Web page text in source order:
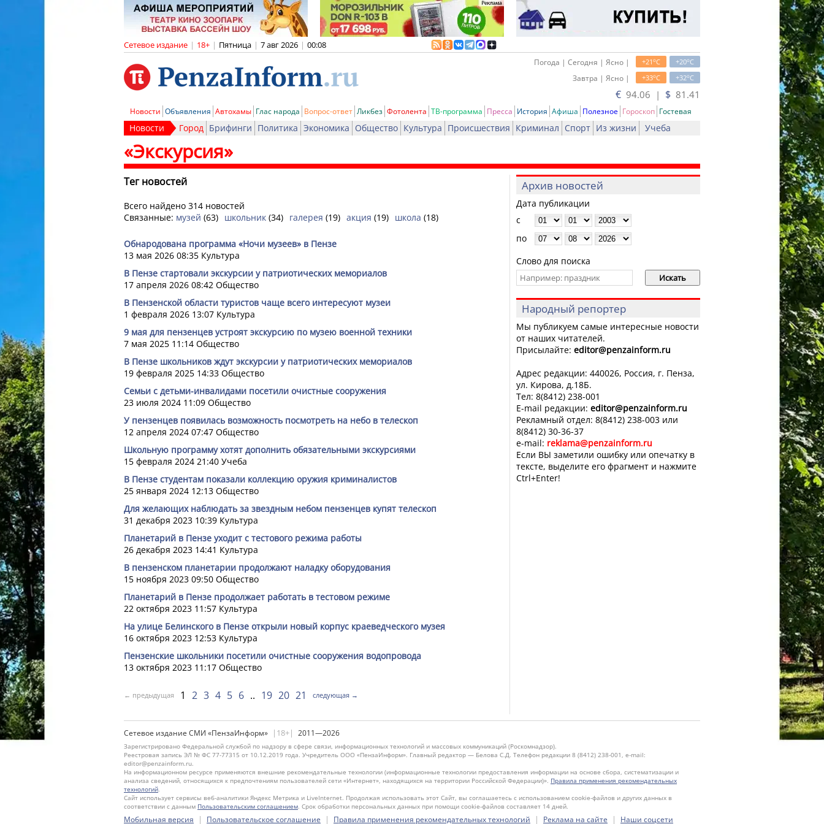
Сетевое издание | 18+ | Пятница | 7 авг 2026 | 00:08
+20oC
+21oC
Погода | Сегодня | Ясно |
+32oC
+33oC
Завтра | Ясно |
€ 94.06 | $ 81.41
Новости Объявления Автохамы Глас народа Вопрос-ответ Ликбез Фотолента ТВ-программа Пресса История Афиша Полезное Гороскоп Гостевая
Новости Город Брифинги Политика Экономика Общество Культура Происшествия Криминал Спорт Из жизни Учеба
«Экскурсия»
Тег новостей
Всего найдено 314 новостей
Связанные: музей (63) школьник (34) галерея (19) акция (19) школа (18)
Обнародована программа «Ночи музеев» в Пензе
13 мая 2026 08:35 Культура
В Пензе стартовали экскурсии у патриотических мемориалов
17 апреля 2026 08:42 Общество
В Пензенской области туристов чаще всего интересуют музеи
1 февраля 2026 13:07 Культура
9 мая для пензенцев устроят экскурсию по музею военной техники
7 мая 2025 11:14 Общество
В Пензе школьников ждут экскурсии у патриотических мемориалов
19 февраля 2025 14:33 Общество
Семьи с детьми-инвалидами посетили очистные сооружения
23 июля 2024 11:09 Общество
У пензенцев появилась возможность посмотреть на небо в телескоп
12 апреля 2024 07:47 Общество
Школьную программу хотят дополнить обязательными экскурсиями
15 февраля 2024 21:40 Учеба
В Пензе студентам показали коллекцию оружия криминалистов
25 января 2024 12:13 Общество
Для желающих наблюдать за звездным небом пензенцев купят телескоп
31 декабря 2023 10:39 Культура
Планетарий в Пензе уходит с тестового режима работы
26 декабря 2023 14:41 Культура
В пензенском планетарии продолжают наладку оборудования
15 ноября 2023 09:50 Общество
Планетарий в Пензе продолжает работать в тестовом режиме
22 октября 2023 11:57 Культура
На улице Белинского в Пензе открыли новый корпус краеведческого музея
16 октября 2023 12:53 Культура
Пензенские школьники посетили очистные сооружения водопровода
13 октября 2023 11:17 Общество
← предыдущая 1 2 3 4 5 6 19 20 21 следующая →
Архив новостей
Дата публикации
с
по
Слово для поиска
Народный репортер
Мы публикуем самые интересные новости
от наших читателей.
Присылайте: editor@penzainform.ru
Адрес редакции: 440026, Россия, г. Пенза,
ул. Кирова, д.18Б.
Тел: 8(8412) 238-001
E-mail редакции: editor@penzainform.ru
Рекламный отдел: 8(8412) 238-003 или
8(8412) 30-36-37
e-mail: reklama@penzainform.ru
Если ВЫ заметили ошибку или опечатку в
тексте, выделите его фрагмент и нажмите
Ctrl+Enter!
Сетевое издание СМИ «ПензаИнформ» |18+| 2011—2026
Зарегистрировано Федеральной службой по надзору в сфере связи, информационных технологий и массовых коммуникаций (Роскомнадзор).
Реестровая запись ЭЛ № ФС 77-77315 от 10.12.2019 года. Учредитель ООО «ПензаИнформ». Главный редактор — Белова С.Д. Телефон редакции 8 (8412) 238-001, e-mail:
editor@penzainform.ru.
На информационном ресурсе применяются внешние рекомендательные технологии (информационные технологии предоставления информации на основе сбора, систематизации и
анализа сведений, относящихся к предпочтениям пользователей сети «Интернет», находящихся на территории Российской Федерации)». Правила применения рекомендательных
технологий.
Сайт использует сервисы веб-аналитики Яндекс Метрика и LiveInternet. Продолжая использовать этот Сайт, вы соглашаетесь с использованием cookie-файлов и других данных в
соответствии с данным Пользовательским соглашением. Срок обработки персональных данных при помощи cookie-файлов составляет 14 дней.
Мобильная версия | Пользовательское соглашение | Правила применения рекомендательных технологий | Реклама на сайте | Наши соцсети